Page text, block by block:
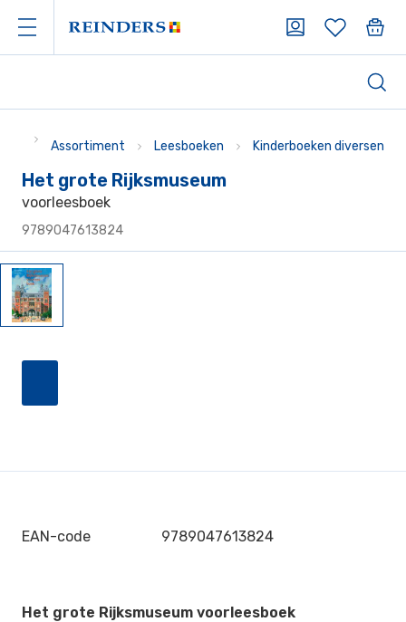
Assortiment Leesboeken Kinderboeken diversen
Het grote Rijksmuseum
voorleesboek
9789047613824
EAN-code 9789047613824
Het grote Rijksmuseum voorleesboek